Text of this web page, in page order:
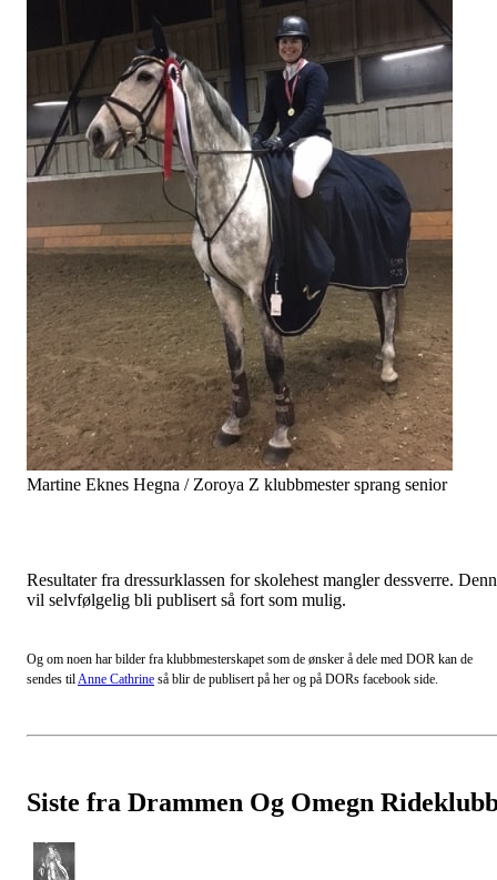
Martine Eknes Hegna / Zoroya Z klubbmester sprang senior
Resultater fra dressurklassen for skolehest mangler dessverre.
vil selvfølgelig bli publisert så fort som mulig.
Og om noen har bilder fra klubbmesterskapet som de ønsker å dele med DOR kan de
sendes tilAnne Cathrine så blir de publisert på her og på DORs facebook side.
Siste fra Drammen Og Omegn